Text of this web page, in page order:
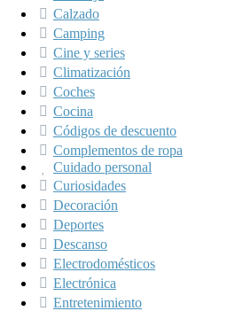
Calzado
Camping
Cine y series
Climatización
Coches
Cocina
Códigos de descuento
Complementos de ropa
Cuidado personal
Curiosidades
Decoración
Deportes
Descanso
Electrodomésticos
Electrónica
Entretenimiento